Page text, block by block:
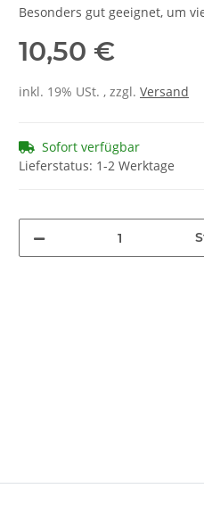
Besonders gut geeignet, um
10,50 €
inkl. 19% USt. , zzgl. Versand
Sofort verfügbar
Lieferstatus: 1-2 Werktage